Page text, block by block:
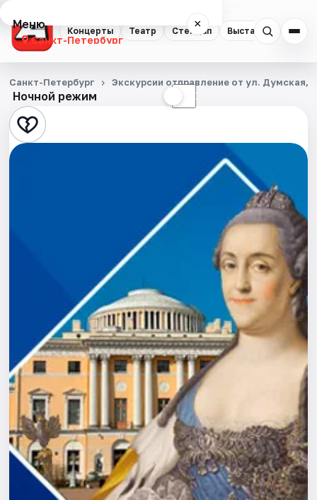
Концерты Театр Стендап Выставки
Меню ×
Санкт-Петербург
Концерты
Театр
Стендап
Города
Площадки
Артисты
Рейтинги
Ночной режим ☾
Санкт-Петербург Экскурсии отправление от ул. Думская,